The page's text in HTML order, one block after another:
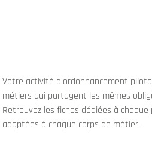
Votre activité d’ordonnancement
métiers qui partagent les mêmes
Retrouvez les fiches dédiées à
adaptées à chaque corps de métier.